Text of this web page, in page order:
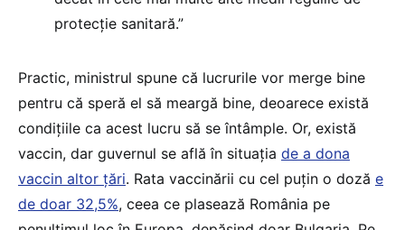
protecție sanitară.”
Practic, ministrul spune că lucrurile vor merge bine
pentru că speră el să meargă bine, deoarece există
condițiile ca acest lucru să se întâmple. Or, există
vaccin, dar guvernul se află în situația de a dona
vaccin altor țări. Rata vaccinării cu cel puțin o doză e
de doar 32,5%, ceea ce plasează România pe